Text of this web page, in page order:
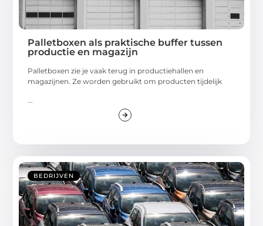
Palletboxen als praktische buffer tussen
productie en magazijn
Palletboxen zie je vaak terug in productiehallen en
magazijnen. Ze worden gebruikt om producten tijdelijk
...
BEDRIJVEN